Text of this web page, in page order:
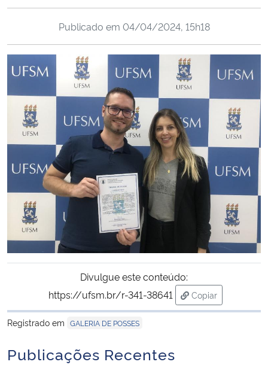
Ministério da Cidadania
Ministério de Minas e Energia
Ministério da Ciência, Tecnologia, Inovações e Comunicações
Ministério do Meio Ambiente
Ministério do Turismo
Ministério do Desenvolvimento Regional
Controladoria-Geral da União
Ministério da Mulher, da Família e dos Direitos Humanos
Secretaria-Geral
Secretaria de Governo
Gabinete de Segurança Institucional
Publicado em 04/04/2024, 15h18
Divulgue este conteúdo:
https://ufsm.br/r-341-38641
Copiar
para área de
Registrado em GALERIA DE POSSES
Publicações Recentes